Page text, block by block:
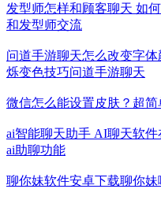
发型师怎样和顾客聊天 如
和发型师交流
问道手游聊天怎么改变字
烁变色技巧问道手游聊天
微信怎么能设置皮肤？超
ai智能聊天助手 AI聊天软
ai助聊功能
聊你妹软件安卓下载聊你